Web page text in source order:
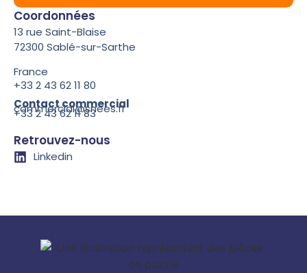
Coordonnées
13 rue Saint-Blaise
72300 Sablé-sur-Sarthe
France
+33 2 43 62 11 80
Contact commercial
commercial@snees.fr
+33 2 43 62 11 83
Retrouvez-nous
Linkedin